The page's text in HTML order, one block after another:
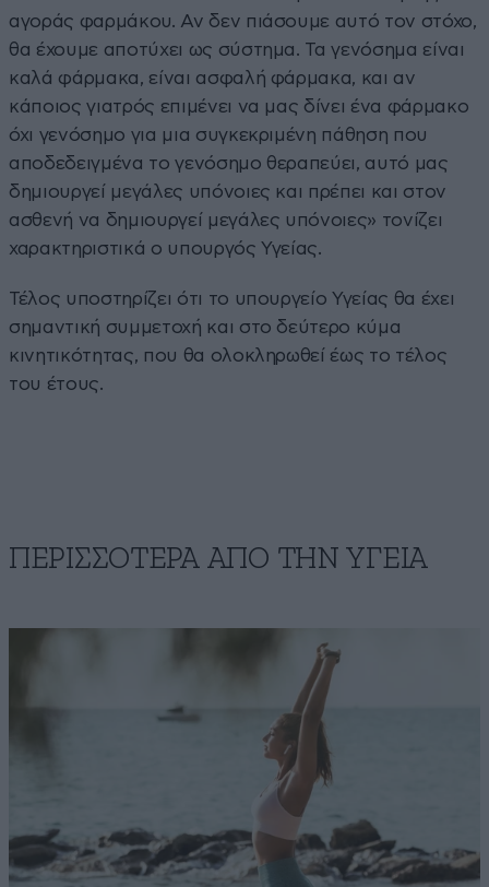
αγοράς φαρμάκου. Αν δεν πιάσουμε αυτό τον στόχο,
θα έχουμε αποτύχει ως σύστημα. Τα γενόσημα είναι
καλά φάρμακα, είναι ασφαλή φάρμακα, και αν
κάποιος γιατρός επιμένει να μας δίνει ένα φάρμακο
όχι γενόσημο για μια συγκεκριμένη πάθηση που
αποδεδειγμένα το γενόσημο θεραπεύει, αυτό μας
δημιουργεί μεγάλες υπόνοιες και πρέπει και στον
ασθενή να δημιουργεί μεγάλες υπόνοιες» τονίζει
χαρακτηριστικά ο υπουργός Υγείας.
Τέλος υποστηρίζει ότι το υπουργείο Υγείας θα έχει
σημαντική συμμετοχή και στο δεύτερο κύμα
κινητικότητας, που θα ολοκληρωθεί έως το τέλος
του έτους.
ΠΕΡΙΣΣΟΤΕΡΑ ΑΠΟ ΤΗΝ ΥΓΕΙΑ